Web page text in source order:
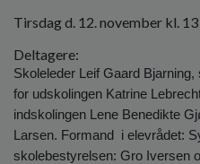
Tirsdag d. 12. november kl. 13
Deltagere:
Skoleleder Leif Gaard
for udskolingen Katrine
indskolingen Lene Benedikte
Larsen. Formand
i elevrådet:
skolebestyrelsen: Gro Iversen